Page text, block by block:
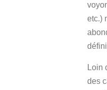
etc.)
Loin
des